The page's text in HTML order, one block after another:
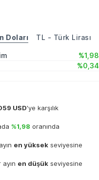
Doları TL - Türk Lirası
%1,98
%0,34
USD'ye karşılık
%1,98 oranında
en yüksek seviyesine
en düşük seviyesine